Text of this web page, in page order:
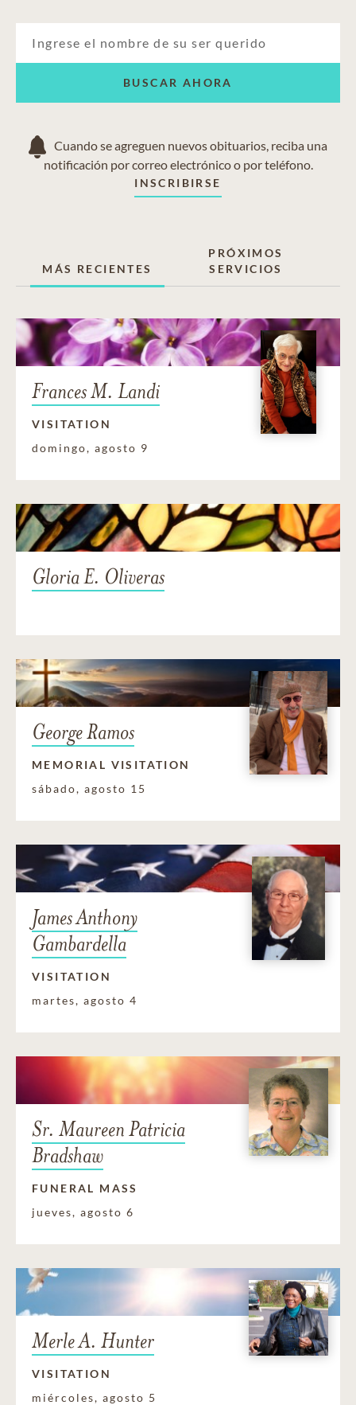
BUSCAR AHORA
Cuando se agreguen nuevos obituarios, reciba una
notificación por correo electrónico o por teléfono.
INSCRIBIRSE
MÁS RECIENTES
PRÓXIMOS
SERVICIOS
Frances M. Landi
VISITATION
domingo, agosto 9
Gloria E. Oliveras
George Ramos
MEMORIAL VISITATION
sábado, agosto 15
James Anthony
Gambardella
VISITATION
martes, agosto 4
Sr. Maureen Patricia
Bradshaw
FUNERAL MASS
jueves, agosto 6
Merle A. Hunter
VISITATION
miércoles, agosto 5